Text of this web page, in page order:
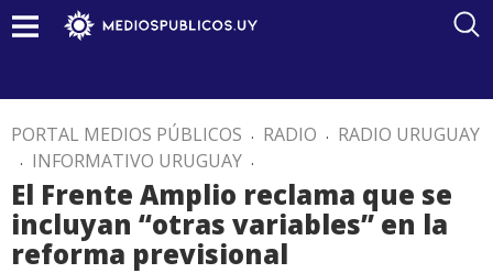
PORTAL MEDIOS PÚBLICOS . RADIO . RADIO URUGUAY
. INFORMATIVO URUGUAY .
El Frente Amplio reclama que se
incluyan “otras variables” en la
reforma previsional